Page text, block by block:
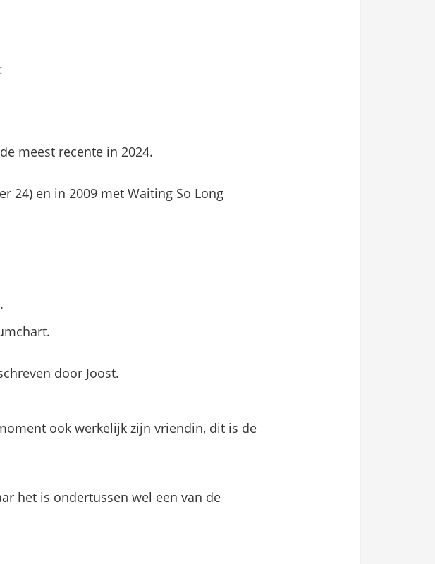
meest recente in 2024.
24) en in 2009 met Waiting So Long
door Joost.
ook werkelijk zijn vriendin, dit is de
het is ondertussen wel een van de